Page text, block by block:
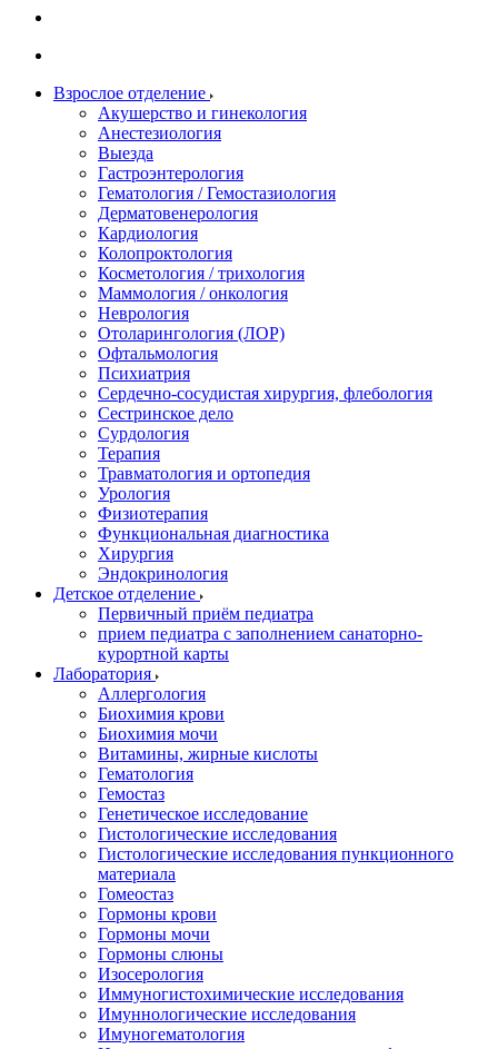
Взрослое отделение
Акушерство и гинекология
Анестезиология
Выезда
Гастроэнтерология
Гематология / Гемостазиология
Дерматовенерология
Кардиология
Колопроктология
Косметология / трихология
Маммология / онкология
Неврология
Отоларингология (ЛОР)
Офтальмология
Психиатрия
Сердечно-сосудистая хирургия, флебология
Сестринское дело
Сурдология
Терапия
Травматология и ортопедия
Урология
Физиотерапия
Функциональная диагностика
Хирургия
Эндокринология
Детское отделение
Первичный приём педиатра
прием педиатра с заполнением санаторно-
курортной карты
Лаборатория
Аллергология
Биохимия крови
Биохимия мочи
Витамины, жирные кислоты
Гематология
Гемостаз
Генетическое исследование
Гистологические исследования
Гистологические исследования пункционного
материала
Гомеостаз
Гормоны крови
Гормоны мочи
Гормоны слюны
Изосерология
Иммуногистохимические исследования
Имуннологические исследования
Имуногематология